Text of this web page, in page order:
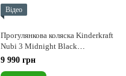
Відео
Прогулянкова коляска Kinderkraft
Nubi 3 Midnight Black
(KSNUBI03BLK0000)
9 990 грн